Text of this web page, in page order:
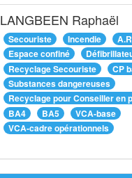
LANGBEEN Raphaël
Secouriste Incendie
Espace confiné
Recyclage Secouriste
CP
Substances dangereuses
Recyclage pour Conseiller en
BA4
BA5
VCA-base
VCA-cadre opérationnels